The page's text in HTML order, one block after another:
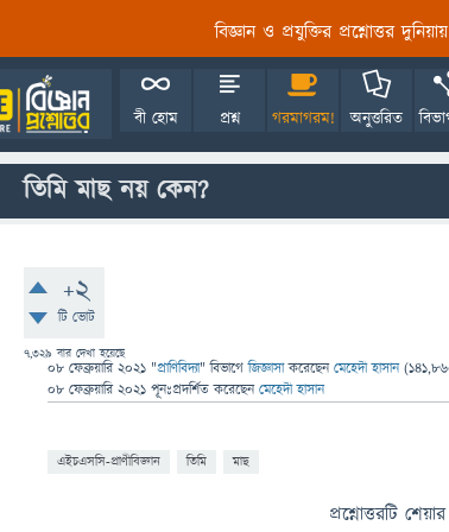
বিজ্ঞান ও প্রযুক্তির প্রশ্নোত্তর
বী হোম প্রশ্ন গরমাগরম! অনুত্তরিত
তিমি মাছ নয় কেন?
+2
টি ভোট
7,329 বার দেখা হয়েছে
08 ফেব্রুয়ারি 2021 "প্রাণিবিদ্যা" বিভাগে জিজ্ঞাসাকরেছেনমেহেদী হাসান (
08 ফেব্রুয়ারি 2021 পূনঃপ্রদর্শিত করেছেনমেহেদী হাসান
এইচএসসি-প্রাণীবিজ্ঞান তিমি মাছ
প্রশ্নোত্তরটি